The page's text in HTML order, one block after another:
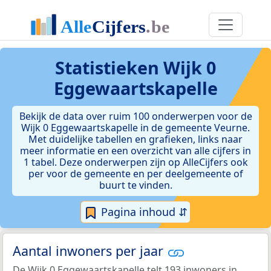
Statistieken Wijk 0
Eggewaartskapelle
Bekijk de data over ruim 100 onderwerpen voor de
Wijk 0 Eggewaartskapelle in de gemeente Veurne.
Met duidelijke tabellen en grafieken, links naar
meer informatie en een overzicht van alle cijfers in
1 tabel. Deze onderwerpen zijn op AlleCijfers ook
per voor de gemeente en per deelgemeente of
buurt te vinden.
Pagina inhoud ⇵
Aantal inwoners per jaar